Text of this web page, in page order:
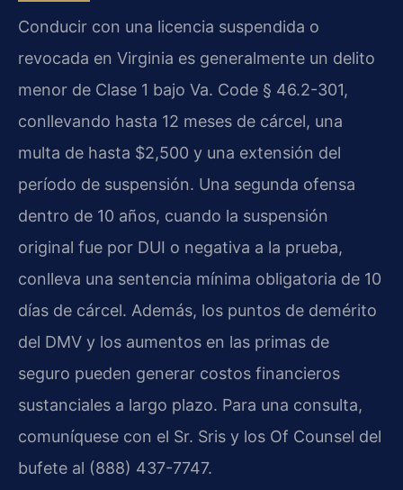
Conducir con una licencia suspendida o
revocada en Virginia es generalmente un delito
menor de Clase 1 bajo Va. Code § 46.2-301,
conllevando hasta 12 meses de cárcel, una
multa de hasta $2,500 y una extensión del
período de suspensión. Una segunda ofensa
dentro de 10 años, cuando la suspensión
original fue por DUI o negativa a la prueba,
conlleva una sentencia mínima obligatoria de 10
días de cárcel. Además, los puntos de demérito
del DMV y los aumentos en las primas de
seguro pueden generar costos financieros
sustanciales a largo plazo. Para una consulta,
comuníquese con el Sr. Sris y los Of Counsel del
bufete al (888) 437-7747.